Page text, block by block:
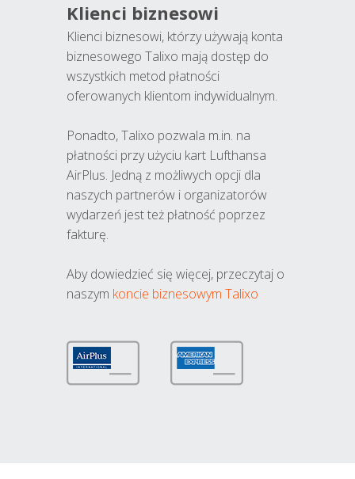
Klienci biznesowi
Klienci biznesowi, którzy używają konta
biznesowego Talixo mają dostęp do
wszystkich metod płatności
oferowanych klientom indywidualnym.
Ponadto, Talixo pozwala m.in. na
płatności przy użyciu kart Lufthansa
AirPlus. Jedną z możliwych opcji dla
naszych partnerów i organizatorów
wydarzeń jest też płatność poprzez
fakturę.
Aby dowiedzieć się więcej, przeczytaj o
naszym koncie biznesowym Talixo